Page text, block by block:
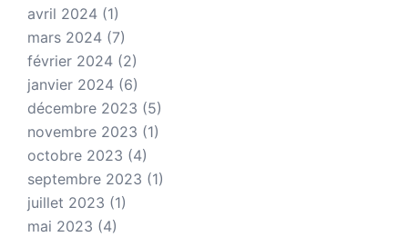
avril 2024 (1)
mars 2024 (7)
février 2024 (2)
janvier 2024 (6)
décembre 2023 (5)
novembre 2023 (1)
octobre 2023 (4)
septembre 2023 (1)
juillet 2023 (1)
mai 2023 (4)